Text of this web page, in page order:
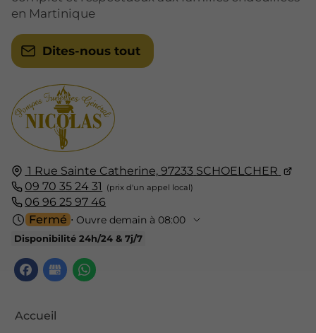
1 Rue Sainte Catherine, 97233 SCHOELCHER
09 70 35 24 31
06 96 25 97 46
Fermé ⋅ Ouvre demain à 08:00
Disponibilité 24h/24 & 7j/7
Accueil
en Martinique
Dites-nous tout